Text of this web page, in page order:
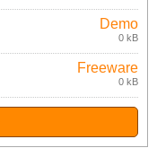
Demo
0 kB
Freeware
0 kB